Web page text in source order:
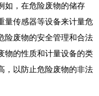
如，在危险废物的储存
量传感器等设备来计量危
险废物的安全管理和合法
物的性质和计量设备的类
，以防止危险废物的非法